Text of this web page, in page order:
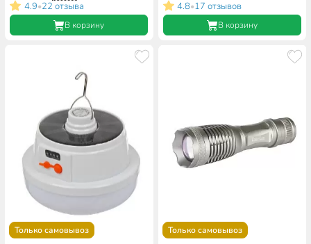
4.9•22 отзыва
В корзину
4.8•17 отзывов
В корзину
Только самовывоз Только самовывоз